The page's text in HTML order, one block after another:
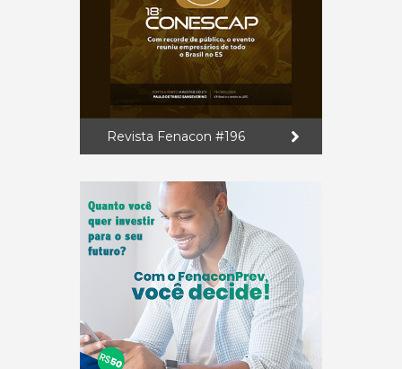
Revista Fenacon #196